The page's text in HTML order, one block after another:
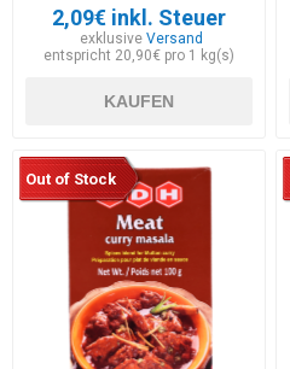
2,09€ inkl. Steuer
exklusiveVersand
entspricht 20,90€ pro 1 kg(s)
KAUFEN
Out of Stock